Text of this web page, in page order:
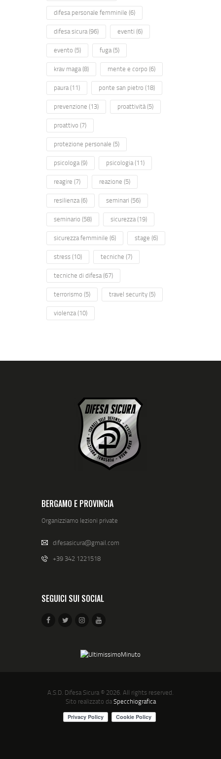
difesa personale femminile (6)
difesa sicura(96) eventi (6)
evento (5) fuga(5)
krav maga(8) mente e corpo (6)
paura(11) ponte san pietro (18)
prevenzione (13) proattività(5)
proattivo (7)
protezione personale (5)
psicologa(9) psicologia(11)
reagire (7) reazione (5)
resilienza(6) seminari (56)
seminario (58) sicurezza(19)
sicurezza femminile (6) stage (6)
stress(10) tecniche (7)
tecniche di difesa(67)
terrorismo (5) travel security(5)
violenza(10)
BERGAMO E PROVINCIA
Organizziamo lezioni private
difesasicura@gmail.com
+39 342 1221518
SEGUICI SUI SOCIAL
A.S.D. Difesa Sicura © 2026. All rights reserved.
Sito realizzato daSpecchiografica